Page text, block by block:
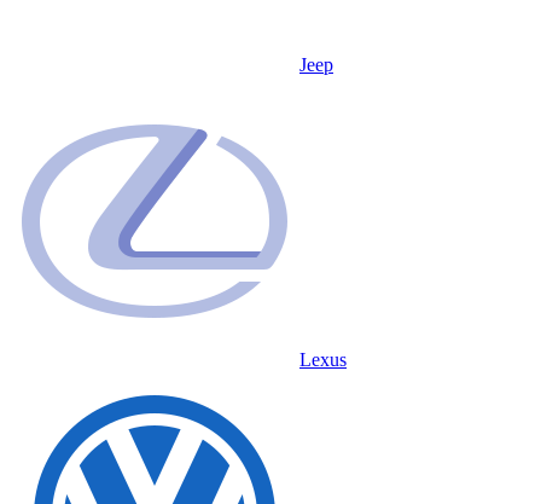
Jeep
Lexus